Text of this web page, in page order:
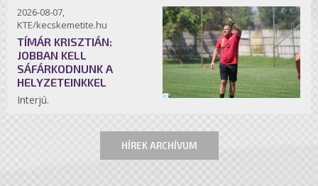
2026-08-07,
KTE/kecskemetite.hu
TÍMÁR KRISZTIÁN:
JOBBAN KELL
SÁFÁRKODNUNK A
HELYZETEINKKEL
Interjú.
HÍREK ARCHÍVUM